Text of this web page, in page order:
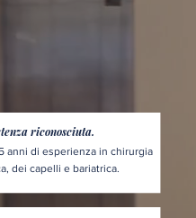
riconosciuta.
anni di esperienza in chirurgia
dei capelli e bariatrica.